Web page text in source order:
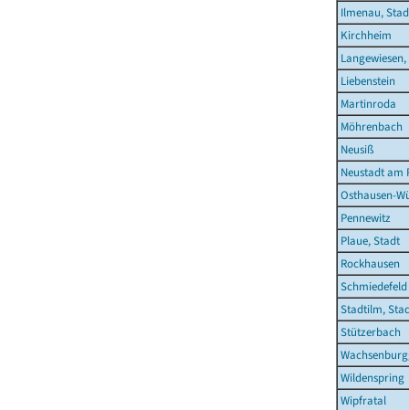
Ilmenau,
Kirchheim
Liebenstein
Martinroda
Möhrenbach
Neusiß
Neustadt am
Osthausen-
Pennewitz
Plaue, Stadt
Rockhausen
Stadtilm,
Stützerbach
Wildenspring
Wipfratal